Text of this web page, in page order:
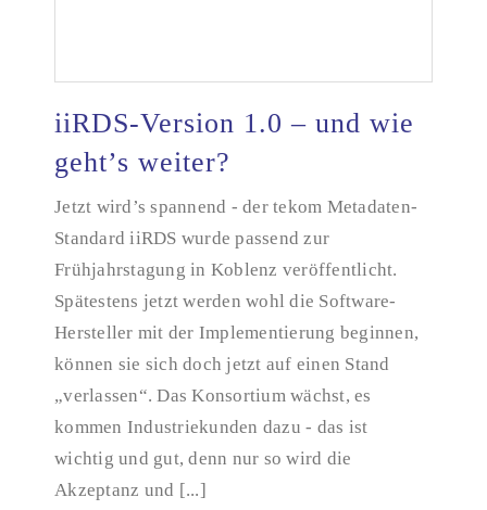
iiRDS-Version 1.0 – und wie geht’s weiter?
iiRDS-Version 1.0 – und wie
geht’s weiter?
Jetzt wird’s spannend - der tekom Metadaten-
Standard iiRDS wurde passend zur
Frühjahrstagung in Koblenz veröffentlicht.
Spätestens jetzt werden wohl die Software-
Hersteller mit der Implementierung beginnen,
können sie sich doch jetzt auf einen Stand
„verlassen“. Das Konsortium wächst, es
kommen Industriekunden dazu - das ist
wichtig und gut, denn nur so wird die
Akzeptanz und [...]